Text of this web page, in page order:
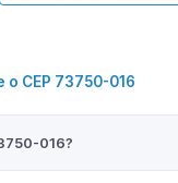
CEP 73750-016
016?